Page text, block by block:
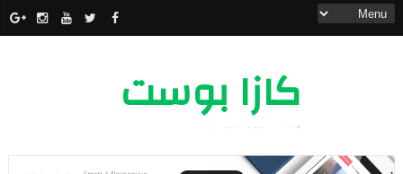
كازا بوست
أخبار مدينة الدار البيضاء